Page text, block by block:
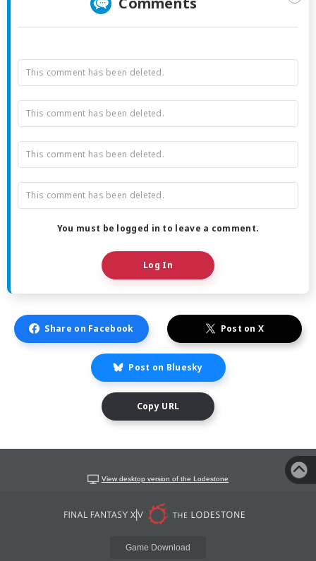
This comment has been deleted.
This comment has been deleted.
This comment has been deleted.
This comment has been deleted.
You must be logged in to leave a comment.
Log In
Share on Facebook Post on X
Post on Bluesky
Copy URL
View desktop version of the Lodestone
Game Download